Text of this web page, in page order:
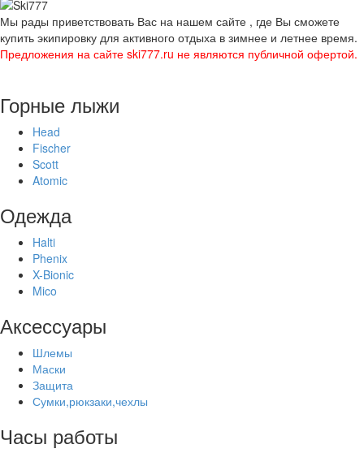
Мы рады приветствовать Вас на нашем сайте , где Вы сможете
купить экипировку для активного отдыха в зимнее и летнее время.
Предложения на сайте ski777.ru не являются публичной офертой.
Горные лыжи
Head
Fischer
Scott
Atomic
Одежда
Halti
Phenix
X-Bionic
Mico
Аксессуары
Шлемы
Маски
Защита
Сумки,рюкзаки,чехлы
Часы работы